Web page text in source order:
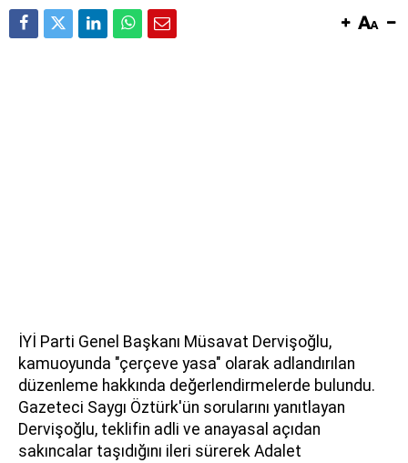
İYİ Parti Genel Başkanı Müsavat Dervişoğlu,
kamuoyunda "çerçeve yasa" olarak adlandırılan
düzenleme hakkında değerlendirmelerde bulundu.
Gazeteci Saygı Öztürk'ün sorularını yanıtlayan
Dervişoğlu, teklifin adli ve anayasal açıdan
sakıncalar taşıdığını ileri sürerek Adalet